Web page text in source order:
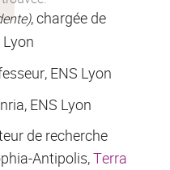
, chargée de
ENS Lyon
ENS Lyon
de recherche
Antipolis,Terra